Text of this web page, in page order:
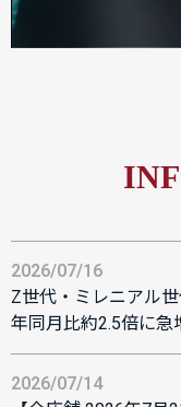
2026/07/16
Z世代・ミレニアル
年同月比約2.5倍に急
2026/07/14